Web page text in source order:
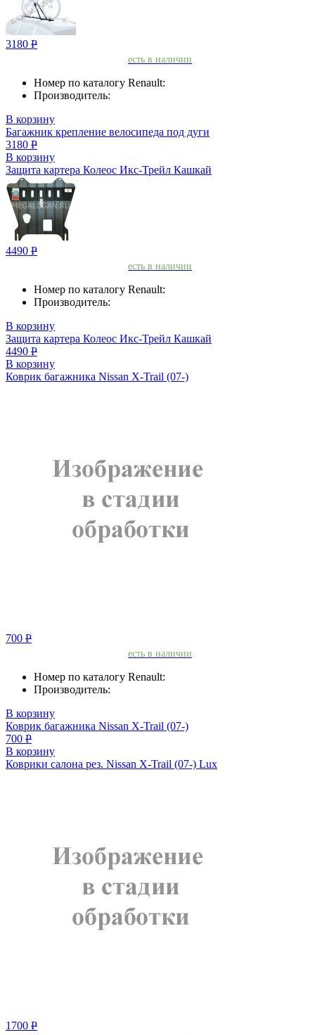
3180 Р
есть в наличии
Номер по каталогу Renault:
Производитель:
В корзину
Багажник крепление велосипеда под дуги
3180 Р
В корзину
Защита картера Колеос Икс-Трейл Кашкай
4490 Р
есть в наличии
Номер по каталогу Renault:
Производитель:
В корзину
Защита картера Колеос Икс-Трейл Кашкай
4490 Р
В корзину
Коврик багажника Nissan X-Trail (07-)
700 Р
есть в наличии
Номер по каталогу Renault:
Производитель:
В корзину
Коврик багажника Nissan X-Trail (07-)
700 Р
В корзину
Коврики салона рез. Nissan X-Trail (07-) Lux
1700 Р